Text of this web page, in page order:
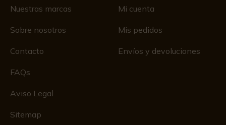
Nuestras marcas
Sobre nosotros
Contacto
FAQs
Aviso Legal
Sitemap
Mi cuenta
Mis pedidos
Envíos y devoluciones